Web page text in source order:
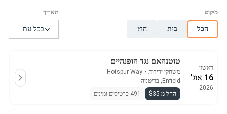
הכל בית חוץ
ראשון
16 אוג'
2026
טוטנהאם נגד הופנהיים
משחקי ידידות ・
Hotspur Way
Enfield, בריטניה
החל מ $35
491 כרטיסים זמינים